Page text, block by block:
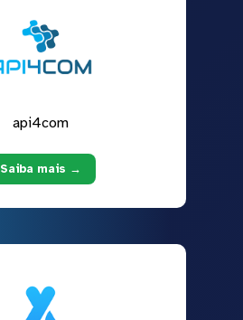
api4com
Saiba mais →